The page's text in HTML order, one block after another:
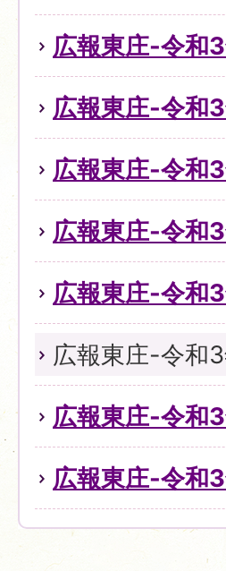
広報東庄-令和
広報東庄-令和
広報東庄-令和
広報東庄-令和
広報東庄-令和
広報東庄-令和
広報東庄-令和
広報東庄-令和